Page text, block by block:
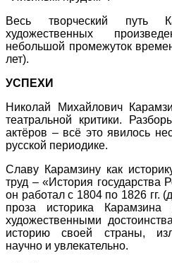
Весь творческий путь
художественных
небольшой промежуток
лет).
УСПЕХИ
Николай Михайлович
театральной критики.
актёров – всё это явилось
русской периодике.
Славу Карамзину как
труд – «История государства
он работал с 1804 по 1826 гг.
проза историка
художественными
историю своей страны,
научно и увлекательно.